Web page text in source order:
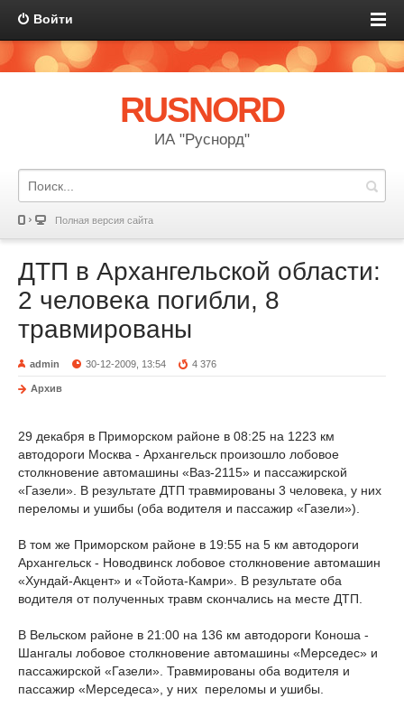
Войти
RUSNORD
ИА "Руснорд"
Полная версия сайта
ДТП в Архангельской области:
2 человека погибли, 8
травмированы
admin 30-12-2009, 13:54 4 376
Архив
29 декабря в Приморском районе в 08:25 на 1223 км
автодороги Москва - Архангельск произошло лобовое
столкновение автомашины «Ваз-2115» и пассажирской
«Газели». В результате ДТП травмированы 3 человека, у них
переломы и ушибы (оба водителя и пассажир «Газели»).
В том же Приморском районе в 19:55 на 5 км автодороги
Архангельск - Новодвинск лобовое столкновение автомашин
«Хундай-Акцент» и «Тойота-Камри». В результате оба
водителя от полученных травм скончались на месте ДТП.
В Вельском районе в 21:00 на 136 км автодороги Коноша -
Шангалы лобовое столкновение автомашины «Мерседес» и
пассажирской «Газели». Травмированы оба водителя и
пассажир «Мерседеса», у них переломы и ушибы.